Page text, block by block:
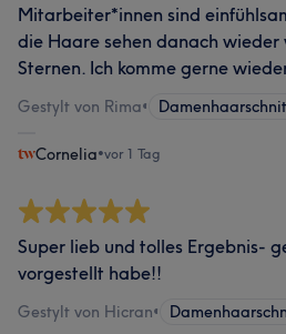
Mitarbeiter*innen sind
die Haare sehen danach
Sternen. Ich komme gerne
Gestylt von Rima•
Cornelia•vor 1 Tag
Super lieb und tolles Ergebnis-
vorgestellt habe!!
Gestylt von Hicran•